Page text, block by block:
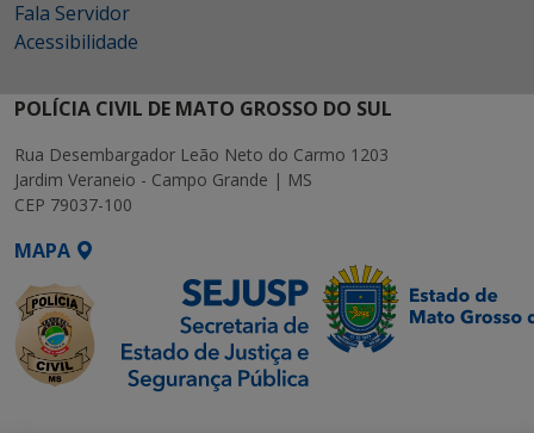
Fala Servidor
Acessibilidade
POLÍCIA CIVIL DE MATO GROSSO DO SUL
Rua Desembargador Leão Neto do Carmo 1203
Jardim Veraneio - Campo Grande | MS
CEP 79037-100
MAPA